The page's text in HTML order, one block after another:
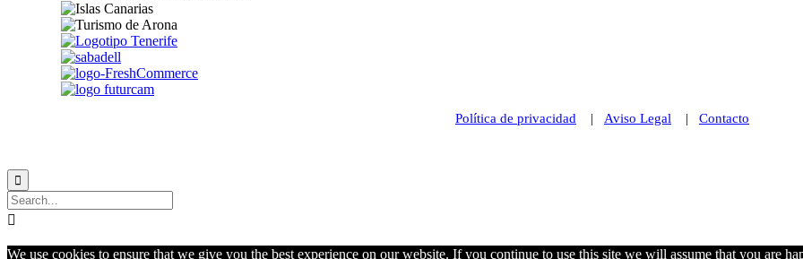
Política de privacidad | Aviso Legal | Contacto


We use cookies to ensure that we give you the best experience on our website. If you continue to use this site we will assume that you are